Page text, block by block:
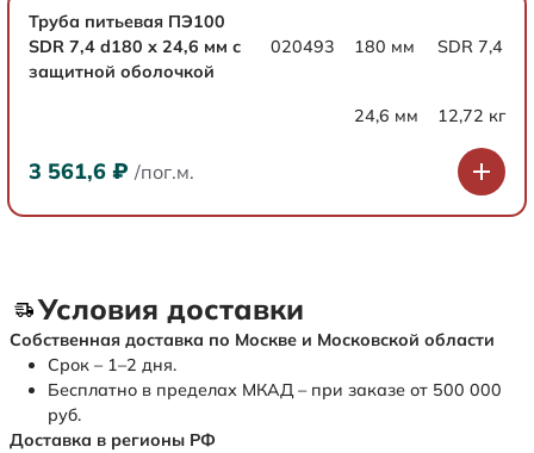
Труба питьевая ПЭ100
SDR 7,4 d180 х 24,6 мм с
защитной оболочкой
020493 180 мм SDR 7,4
24,6 мм 12,72 кг
3 561,6 ₽ /пог.м.
Условия доставки
Собственная доставка по Москве и Московской области
Срок – 1–2 дня.
Бесплатно в пределах МКАД – при заказе от 500 000
руб.
Доставка в регионы РФ